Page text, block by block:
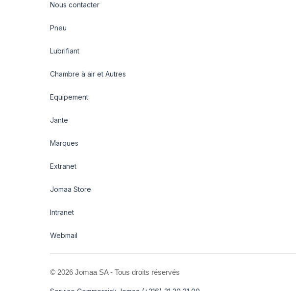
Nous contacter
Pneu
Lubrifiant
Chambre à air et Autres
Equipement
Jante
Marques
Extranet
Jomaa Store
Intranet
Webmail
© 2026 Jomaa SA - Tous droits réservés